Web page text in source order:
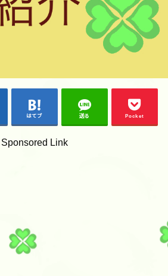
はてブ 送る Pocket
Sponsored Link